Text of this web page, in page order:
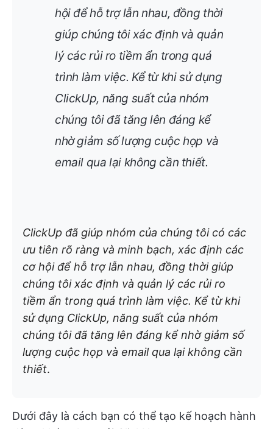
hội để hỗ trợ lẫn nhau, đồng thời
giúp chúng tôi xác định và quản
lý các rủi ro tiềm ẩn trong quá
trình làm việc. Kể từ khi sử dụng
ClickUp, năng suất của nhóm
chúng tôi đã tăng lên đáng kể
nhờ giảm số lượng cuộc họp và
email qua lại không cần thiết.
ClickUp đã giúp nhóm của chúng tôi có các
ưu tiên rõ ràng và minh bạch, xác định các
cơ hội để hỗ trợ lẫn nhau, đồng thời giúp
chúng tôi xác định và quản lý các rủi ro
tiềm ẩn trong quá trình làm việc. Kể từ khi
sử dụng ClickUp, năng suất của nhóm
chúng tôi đã tăng lên đáng kể nhờ giảm số
lượng cuộc họp và email qua lại không cần
thiết.
Dưới đây là cách bạn có thể tạo kế hoạch hành